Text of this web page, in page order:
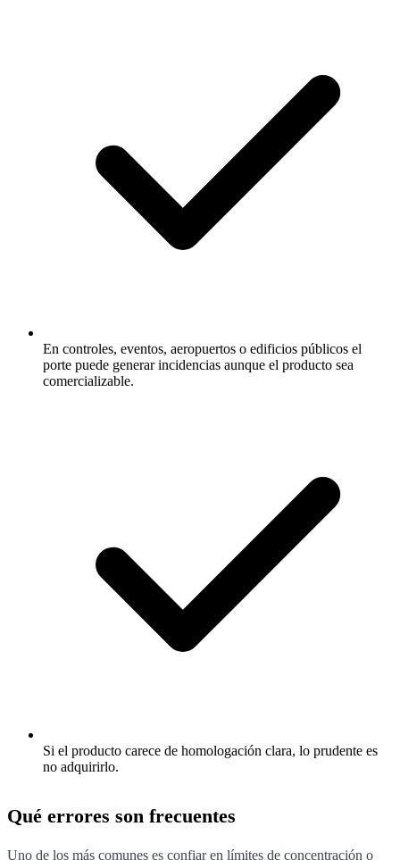
En controles, eventos, aeropuertos o edificios públicos el
porte puede generar incidencias aunque el producto sea
comercializable.
Si el producto carece de homologación clara, lo prudente es
no adquirirlo.
Qué errores son frecuentes
Uno de los más comunes es confiar en límites de concentración o